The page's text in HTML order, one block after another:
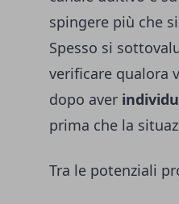
spingere più che
Spesso si
verificare qualora
dopo aver
prima che la
Tra le potenziali